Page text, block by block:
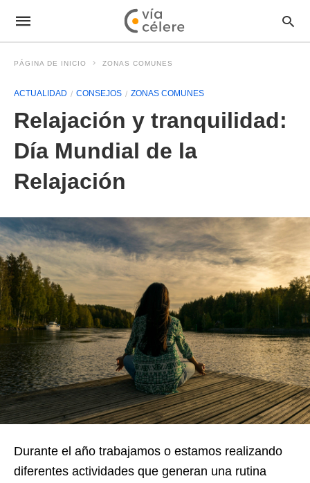
PÁGINA DE INICIO ZONAS COMUNES
ACTUALIDAD CONSEJOS ZONAS COMUNES
Relajación y tranquilidad:
Día Mundial de la
Relajación
Durante el año trabajamos o estamos realizando
diferentes actividades que generan una rutina